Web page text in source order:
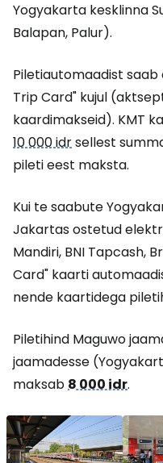
Yogyakarta kesklinna
Balapan, Palur).
Piletiautomaadist
Trip Card" kujul
kaardimakseid). KMT
10 000 idrsellest
pileti eest maksta.
Kui te saabute
Jakartas ostetud
Mandiri, BNI Tapcash,
Card" kaarti
nende kaartidega
Piletihind Maguwo
jaamadesse
maksab8 000 idr.